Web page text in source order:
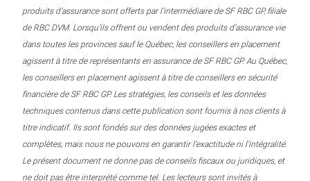
produits d’assurance sont offerts par l’intermédiaire de SF RBC GP, filiale
de RBC DVM. Lorsqu’ils offrent ou vendent des produits d’assurance vie
dans toutes les provinces sauf le Québec, les conseillers en placement
agissent à titre de représentants en assurance de SF RBC GP. Au Québec,
les conseillers en placement agissent à titre de conseillers en sécurité
financière de SF RBC GP. Les stratégies, les conseils et les données
techniques contenus dans cette publication sont fournis à nos clients à
titre indicatif. Ils sont fondés sur des données jugées exactes et
complètes, mais nous ne pouvons en garantir l’exactitude ni l’intégralité.
Le présent document ne donne pas de conseils fiscaux ou juridiques, et
ne doit pas être interprété comme tel. Les lecteurs sont invités à